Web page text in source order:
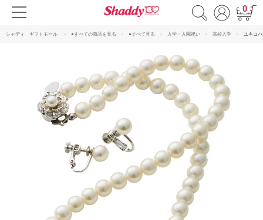
0
シャディ ギフトモール ●すべての商品を見る ●すべて見る 入学・入園祝い 高校入学 ユキコ